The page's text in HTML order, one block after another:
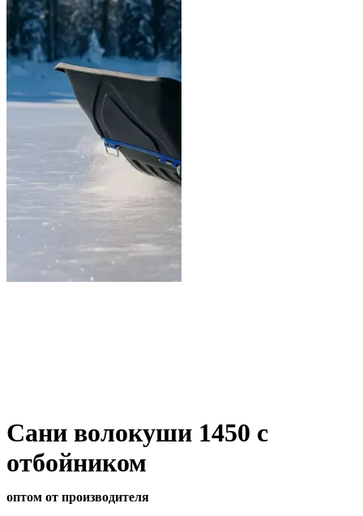
Сани волокуши 1450 с
отбойником
оптом от производителя